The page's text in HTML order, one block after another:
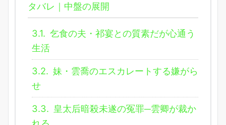
タバレ｜中盤の展開
3.1. 乞食の夫・祁宴との質素だが心通う
生活
3.2. 妹・雲喬のエスカレートする嫌がら
せ
3.3. 皇太后暗殺未遂の冤罪─雲卿が裁か